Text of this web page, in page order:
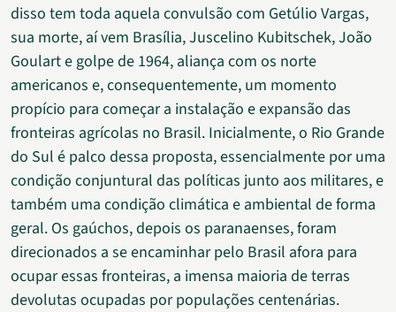
disso tem toda aquela convulsão com Getúlio Vargas,
sua morte, aí vem Brasília, Juscelino Kubitschek, João
Goulart e golpe de 1964, aliança com os norte
americanos e, consequentemente, um momento
propício para começar a instalação e expansão das
fronteiras agrícolas no Brasil. Inicialmente, o Rio Grande
do Sul é palco dessa proposta, essencialmente por uma
condição conjuntural das políticas junto aos militares, e
também uma condição climática e ambiental de forma
geral. Os gaúchos, depois os paranaenses, foram
direcionados a se encaminhar pelo Brasil afora para
ocupar essas fronteiras, a imensa maioria de terras
devolutas ocupadas por populações centenárias.